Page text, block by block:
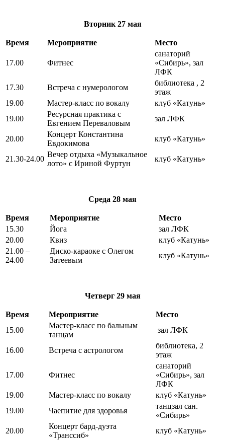
Вторник 27 мая
Время Мероприятие Место
17.00 Фитнес
санаторий
«Сибирь», зал
ЛФК
17.30
Встреча с нумерологом
библиотека , 2
этаж
19.00
Мастер-класс по вокалу
клуб «Катунь»
19.00
Ресурсная практика с
Евгением Переваловым
зал ЛФК
20.00
Концерт Константина
Евдокимова
клуб «Катунь»
21.30-24.00
Вечер отдыха «Музыкальное
лото» с Ириной Фуртун
клуб «Катунь»
Среда 28 мая
Время Мероприятие
Место
15.30
Йога
зал ЛФК
20.00
Квиз
клуб «Катунь»
21.00 –
24.00
Диско-караоке с Олегом
Затеевым
клуб «Катунь»
Четверг 29 мая
Время Мероприятие
Место
15.00
Мастер-класс по бальным
танцам
зал ЛФК
16.00 Встреча с астрологом
библиотека, 2
этаж
17.00 Фитнес
санаторий
«Сибирь», зал
ЛФК
19.00
Мастер-класс по вокалу
клуб «Катунь»
19.00
Чаепитие для здоровья
танцзал сан.
«Сибирь»
20.00
Концерт бард-дуэта
«Транссиб»
клуб «Катунь»